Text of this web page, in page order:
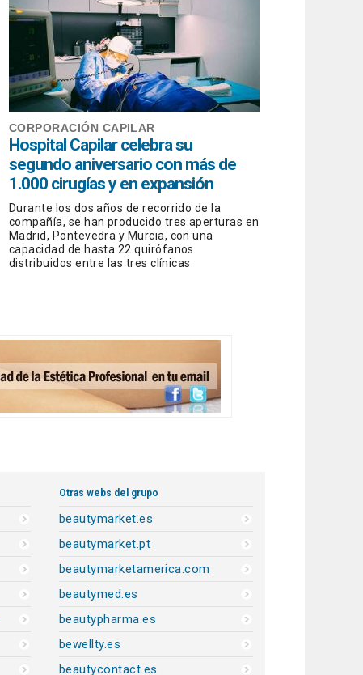
CORPORACIÓN CAPILAR
Hospital Capilar celebra su
segundo aniversario con más de
1.000 cirugías y en expansión
Durante los dos años de recorrido de la
compañía, se han producido tres aperturas en
Madrid, Pontevedra y Murcia, con una
capacidad de hasta 22 quirófanos
distribuidos entre las tres clínicas
Otras webs del grupo
beautymarket.es
beautymarket.pt
beautymarketamerica.com
beautymed.es
beautypharma.es
bewellty.es
beautycontact.es